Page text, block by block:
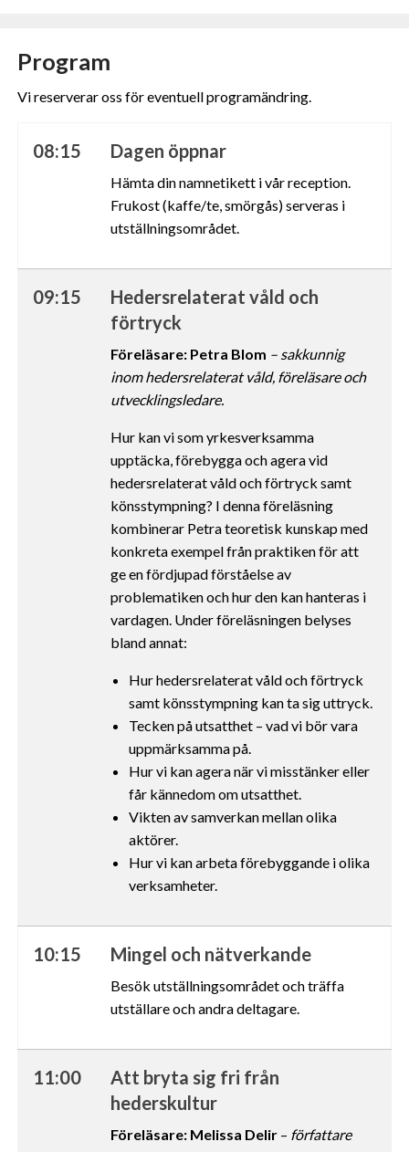
Program
Vi reserverar oss för eventuell programändring.
08:15 Dagen öppnar
Hämta din namnetikett i vår reception.
Frukost (kaffe/te, smörgås) serveras i
utställningsområdet.
09:15
Hedersrelaterat våld och
förtryck
Föreläsare: Petra Blom – sakkunnig
inom hedersrelaterat våld, föreläsare och
utvecklingsledare.
Hur kan vi som yrkesverksamma
upptäcka, förebygga och agera vid
hedersrelaterat våld och förtryck samt
könsstympning? I denna föreläsning
kombinerar Petra teoretisk kunskap med
konkreta exempel från praktiken för att
ge en fördjupad förståelse av
problematiken och hur den kan hanteras i
vardagen. Under föreläsningen belyses
bland annat:
Hur hedersrelaterat våld och förtryck
samt könsstympning kan ta sig uttryck.
Tecken på utsatthet – vad vi bör vara
uppmärksamma på.
Hur vi kan agera när vi misstänker eller
får kännedom om utsatthet.
Vikten av samverkan mellan olika
aktörer.
Hur vi kan arbeta förebyggande i olika
verksamheter.
10:15 Mingel och nätverkande
Besök utställningsområdet och träffa
utställare och andra deltagare.
11:00
Att bryta sig fri från
hederskultur
Föreläsare: Melissa Delir – författare